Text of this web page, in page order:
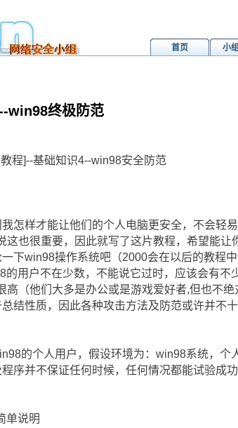
首页 小
win98终极防范
程]--基础知识4--win98安全防范
怎样才能让他们的个人电脑更安全，不会轻
这也很重要，因此就写了这片教程，希望能让
下win98操作系统吧（2000会在以后的教程
的用户不在少数，不能说它过时，应该会有
高（他们大多是办公或是游戏爱好者,但也不
结性质，因此各种攻击方法及防范或许并不
的个人用户，假设环境为：win98系统，个
序并不保证任何时候，任何情况都能试验成
单说明